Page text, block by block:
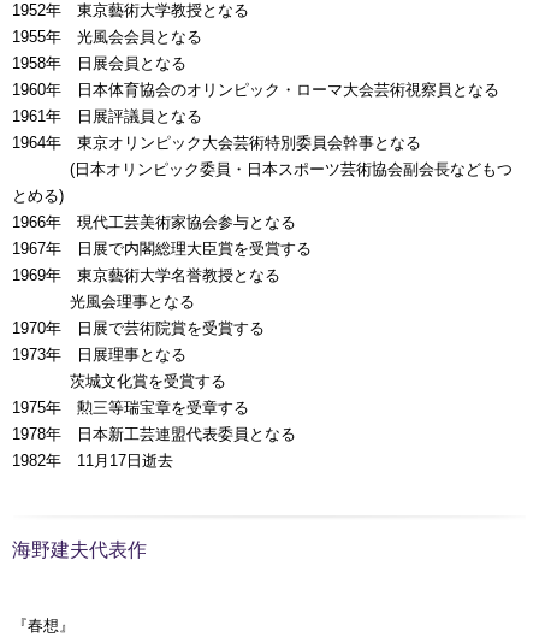
1952年 東京藝術大学教授となる
1955年 光風会会員となる
1958年 日展会員となる
1960年 日本体育協会のオリンピック・ローマ大会芸術視察員となる
1961年 日展評議員となる
1964年 東京オリンピック大会芸術特別委員会幹事となる
(日本オリンピック委員・日本スポーツ芸術協会副会長などもつ
とめる)
1966年 現代工芸美術家協会参与となる
1967年 日展で内閣総理大臣賞を受賞する
1969年 東京藝術大学名誉教授となる
光風会理事となる
1970年 日展で芸術院賞を受賞する
1973年 日展理事となる
茨城文化賞を受賞する
1975年 勲三等瑞宝章を受章する
1978年 日本新工芸連盟代表委員となる
1982年 11月17日逝去
海野建夫代表作
『春想』